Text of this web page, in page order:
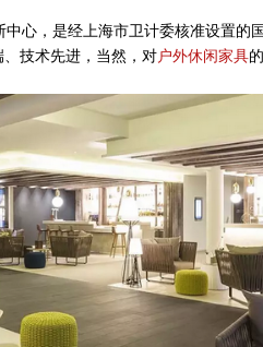
心，是经上海市卫计委核准设置的
技术先进， 当然，对户外休闲家具